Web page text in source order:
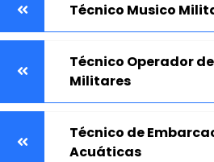
Técnico Musico
Técnico Operador
Militares
Técnico de
Acuáticas